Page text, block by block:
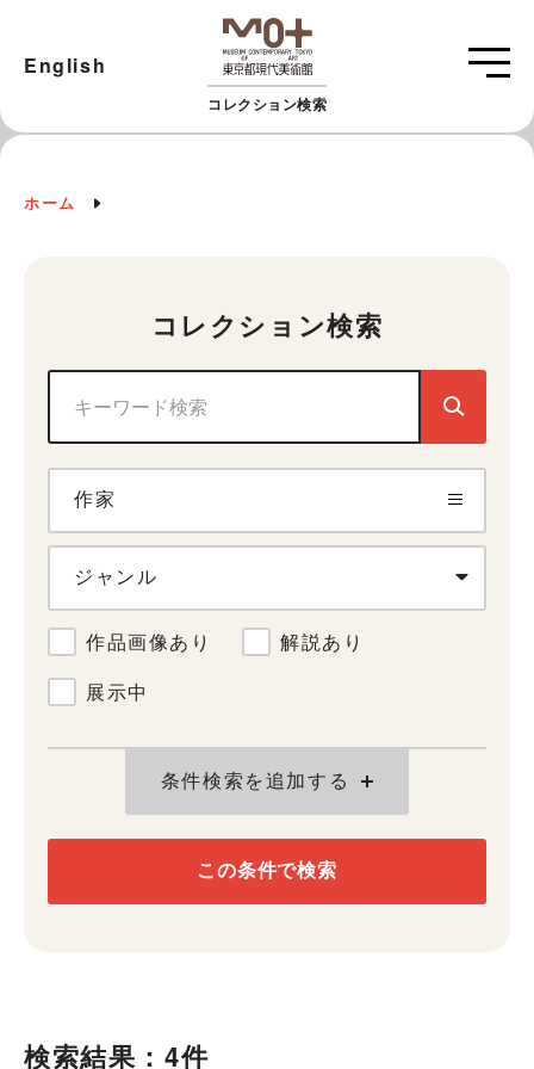
コレクション検索
English
ホーム
コレクション検索
作家
ジャンル
作品画像あり
解説あり
展示中
条件検索を追加する
この条件で検索
検索結果：4件